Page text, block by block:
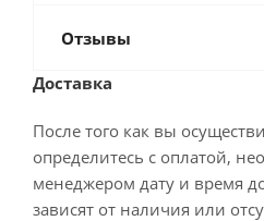
Отзывы
Доставка
После того как вы
определитесь с оплатой,
менеджером дату и время
зависят от наличия или